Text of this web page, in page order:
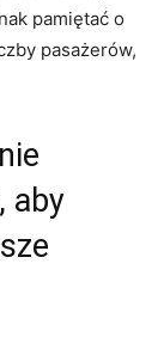
pamiętać⁣ o
⁢pasażerów,‍
aby